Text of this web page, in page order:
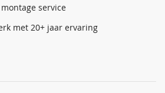
service
met 20+ jaar ervaring